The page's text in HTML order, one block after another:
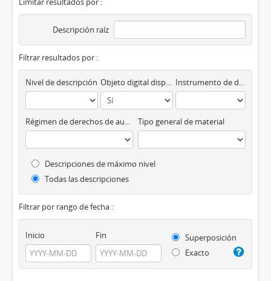
Descripción raíz
Filtrar resultados por :
Nivel de descripción Objeto digital disponibles Instrumento de descripción
Régimen de derechos de autor Tipo general de material
Descripciones de máximo nivel
Todas las descripciones
Filtrar por rango de fecha :
Inicio Fin
Superposición
Exacto